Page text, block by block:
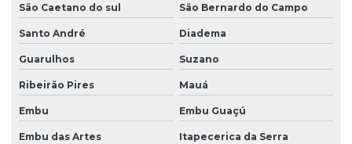
Projeto de recuperação de áreas degradadas pela mineração
Projeto de recuperação de áreas degradadas prad
Projeto de reposição florestal compensatória
Projetos ambientais
Projetos ambientais em santa catarina
São Caetano do sul
São Bernardo do Campo
Santo André Diadema
Guarulhos Suzano
Ribeirão Pires Mauá
Embu Embu Guaçú
Embu das Artes Itapecerica da Serra